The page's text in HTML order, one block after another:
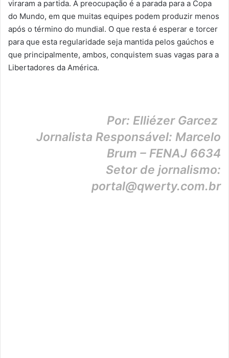
viraram a partida. A preocupação é a parada para a Copa
do Mundo, em que muitas equipes podem produzir menos
após o término do mundial. O que resta é esperar e torcer
para que esta regularidade seja mantida pelos gaúchos e
que principalmente, ambos, conquistem suas vagas para a
Libertadores da América.
Por: Elliézer Garcez
Jornalista Responsável: Marcelo
Brum – FENAJ 6634
Setor de jornalismo:
portal@qwerty.com.br